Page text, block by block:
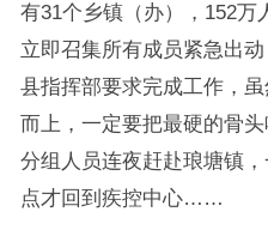
有31个乡镇（办），152万
立即召集所有成员紧急出
县指挥部要求完成工作，
而上，一定要把最硬的骨
分组人员连夜赶赴琅塘镇
点才回到疾控中心……